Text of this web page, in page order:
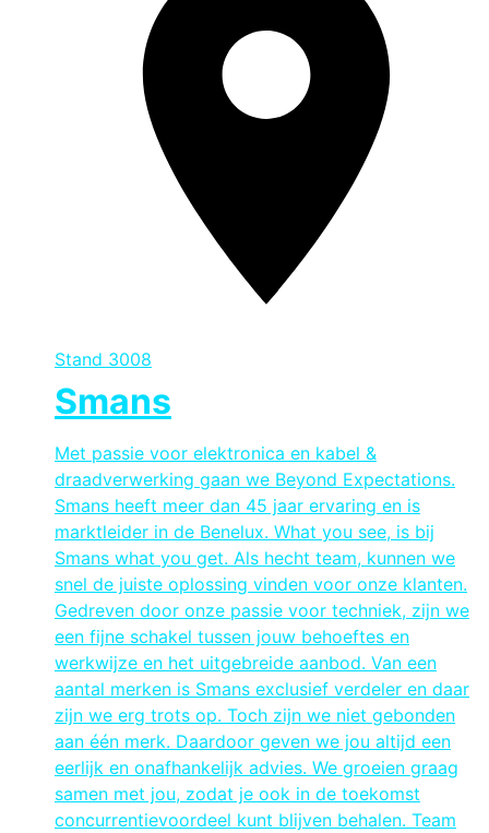
Stand 3008
Smans
Met passie voor elektronica en kabel &
draadverwerking gaan we Beyond Expectations.
Smans heeft meer dan 45 jaar ervaring en is
marktleider in de Benelux. What you see, is bij
Smans what you get. Als hecht team, kunnen we
snel de juiste oplossing vinden voor onze klanten.
Gedreven door onze passie voor techniek, zijn we
een fijne schakel tussen jouw behoeftes en
werkwijze en het uitgebreide aanbod. Van een
aantal merken is Smans exclusief verdeler en daar
zijn we erg trots op. Toch zijn we niet gebonden
aan één merk. Daardoor geven we jou altijd een
eerlijk en onafhankelijk advies. We groeien graag
samen met jou, zodat je ook in de toekomst
concurrentievoordeel kunt blijven behalen. Team